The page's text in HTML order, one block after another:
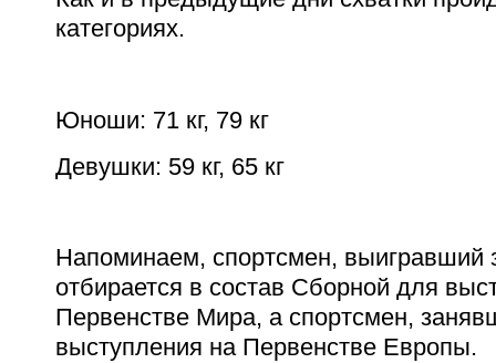
категориях.
Юноши: 71 кг, 79 кг
Девушки: 59 кг, 65 кг
Напоминаем, спортсмен, выигравший
отбирается в состав Сборной для
Первенстве Мира, а спортсмен,
выступления на Первенстве Европы.